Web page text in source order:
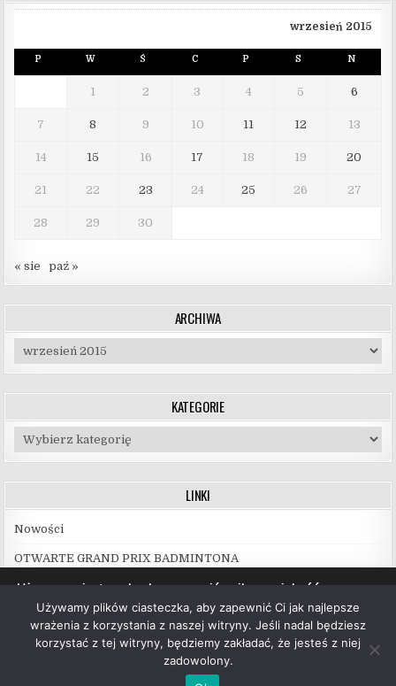
wrzesień 2015
P W Ś C P S N
1 2 3 4 5 6
7 8 9 10 11 12 13
14 15 16 17 18 19 20
21 22 23 24 25 26 27
28 29 30
« sie paź »
ARCHIWA
KATEGORIE
Kategorie
LINKI
Nowości
OTWARTE GRAND PRIX BADMINTONA
Copyright © 2026 UKS Hubal Białystok
Używamy ciasteczek, aby zapewnić najlepszą jakość
korzystania z naszej witryny.
Więcej informacji na temat plików ciasteczka, których
używamy, oraz możliwości ich wyłączenia znajdziesz w
ustawieniach.
Używamy plików ciasteczka, aby zapewnić Ci jak najlepsze
wrażenia z korzystania z naszej witryny. Jeśli nadal będziesz
korzystać z tej witryny, będziemy zakładać, że jesteś z niej
zadowolony.